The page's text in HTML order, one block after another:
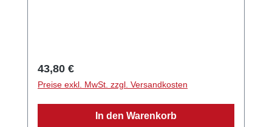
Leitungen können zur selben Zeit über ein
Gerät bedient werden QWERTZ-Tastatur
Farbe: urban grau Maße : 240x175x133 mm
Gewicht: 1015 g
Regulärer Preis:
43,80 €
Preise exkl. MwSt. zzgl. Versandkosten
In den Warenkorb